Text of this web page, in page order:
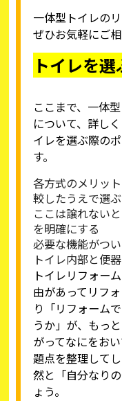
一体型トイレの
ぜひお気軽にご相
トイレを
ここまで、一体
について、詳し
イレを選ぶ際の
す。
各方式のメリッ
較したうえで選ぶ
ここは譲れない
を明確にする
必要な機能がつ
トイレ内部と便
トイレリフォー
由があってリフ
り「リフォーム
うか」が、もっ
がってなにをお
題点を整理して
然と「自分なり
ょう。